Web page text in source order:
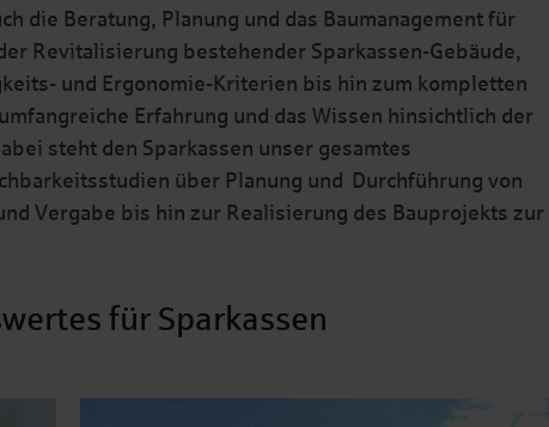
die Beratung, Planung und das Baumanagement für
Revitalisierung bestehender Sparkassen-Gebäude,
und Ergonomie-Kriterien bis hin zum kompletten
Erfahrung und das Wissen hinsichtlich der
steht den Sparkassen unser gesamtes
über Planung und Durchführung von
Vergabe bis hin zur Realisierung des Bauprojekts zur
für Sparkassen